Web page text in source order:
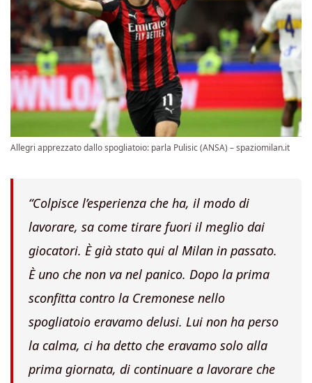
Allegri apprezzato dallo spogliatoio: parla Pulisic (ANSA) – spaziomilan.it
“Colpisce l’esperienza che ha, il modo di
lavorare, sa come tirare fuori il meglio dai
giocatori. È già stato qui al Milan in passato.
È uno che non va nel panico. Dopo la prima
sconfitta contro la Cremonese nello
spogliatoio eravamo delusi. Lui non ha perso
la calma, ci ha detto che eravamo solo alla
prima giornata, di continuare a lavorare che